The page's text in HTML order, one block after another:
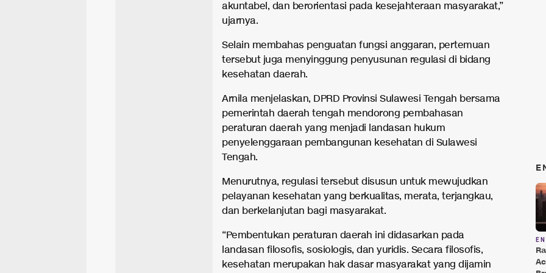
akuntabel, dan berorientasi pada kesejahteraan masyarakat,”
ujarnya.
Selain membahas penguatan fungsi anggaran, pertemuan
tersebut juga menyinggung penyusunan regulasi di bidang
kesehatan daerah.
Arnila menjelaskan, DPRD Provinsi Sulawesi Tengah bersama
pemerintah daerah tengah mendorong pembahasan
peraturan daerah yang menjadi landasan hukum
penyelenggaraan pembangunan kesehatan di Sulawesi
Tengah.
Menurutnya, regulasi tersebut disusun untuk mewujudkan
pelayanan kesehatan yang berkualitas, merata, terjangkau,
dan berkelanjutan bagi masyarakat.
“Pembentukan peraturan daerah ini didasarkan pada
landasan filosofis, sosiologis, dan yuridis. Secara filosofis,
kesehatan merupakan hak dasar masyarakat yang dijamin